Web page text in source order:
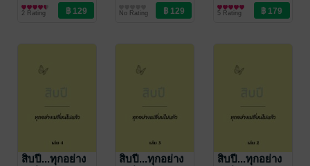
นิยายวาย Boy
Love / Yaoi
2 Rating
นิยายวาย Boy
Love / Yaoi
No Rating
นิยายรักจีนโบราณ
5 Rating
สิบปี...ทุกอย่าง
สิบปี...ทุกอย่าง
สิบปี...ทุกอย่าง